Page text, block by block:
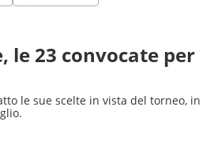
le 23 convocate per
le sue scelte in vista del torneo, in